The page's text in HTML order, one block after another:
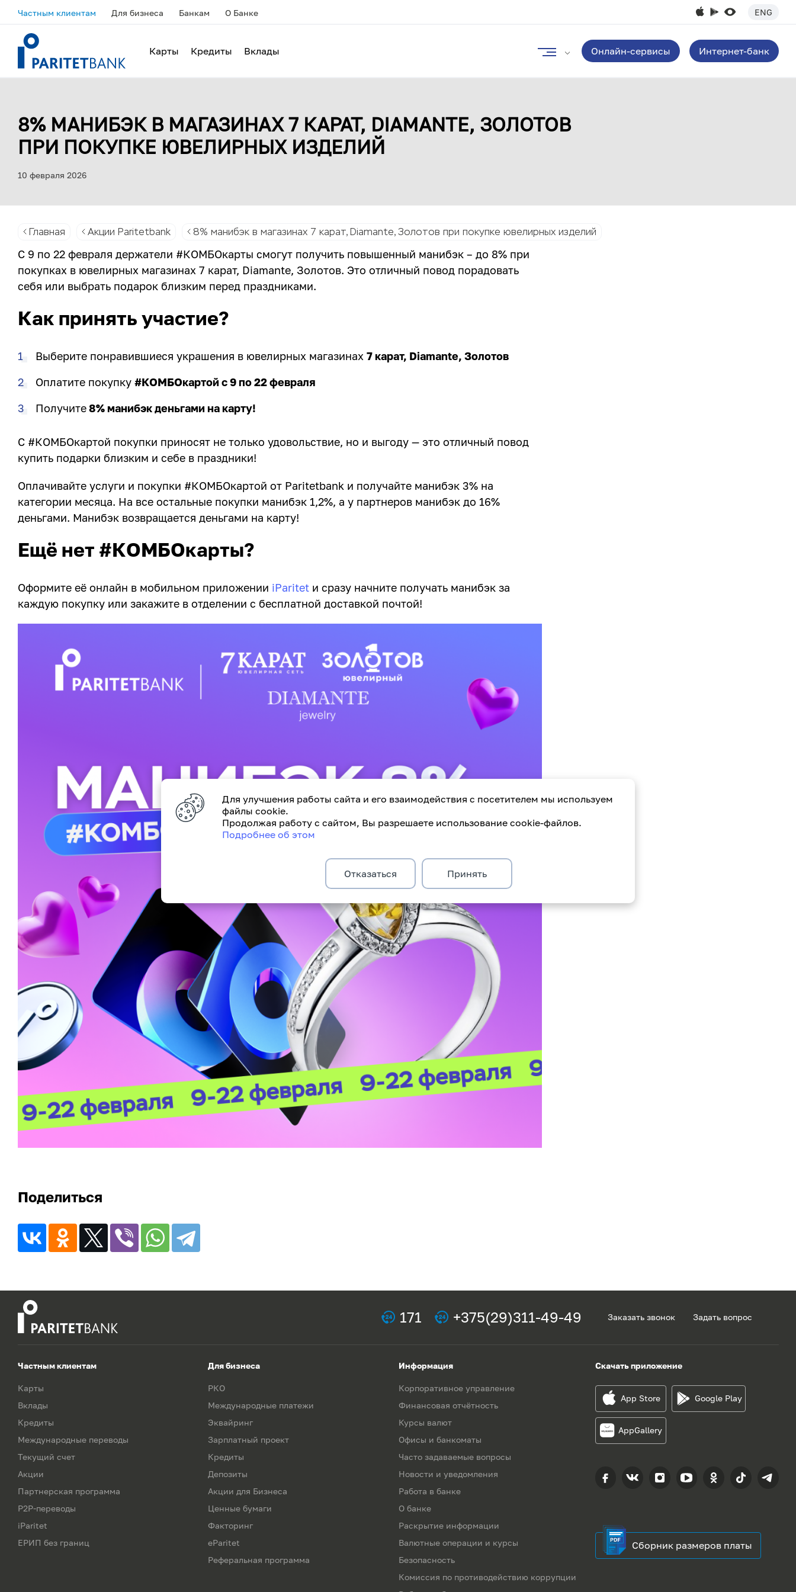
Частным клиентам Для бизнеса Банкам О Банке ENG
Карты Кредиты Вклады Онлайн-сервисы Интернет-банк
8% МАНИБЭК В МАГАЗИНАХ 7 КАРАТ, DIAMANTE, ЗОЛОТОВ
ПРИ ПОКУПКЕ ЮВЕЛИРНЫХ ИЗДЕЛИЙ
10 февраля 2026
Главная Акции Paritetbank 8% манибэк в магазинах 7 карат, Diamante, Золотов при покупке ювелирных изделий
С 9 по 22 февраля держатели #КОМБОкарты смогут получить повышенный манибэк – до 8% при
покупках в ювелирных магазинах 7 карат, Diamante, Золотов. Это отличный повод порадовать
себя или выбрать подарок близким перед праздниками.
Как принять участие?
Выберите понравившиеся украшения в ювелирных магазинах 7 карат, Diamante, Золотов
Оплатите покупку #КОМБОкартой с 9 по 22 февраля
Получите8% манибэк деньгами на карту!
С #КОМБОкартой покупки приносят не только удовольствие, но и выгоду — это отличный повод
купить подарки близким и себе в праздники!
Оплачивайте услуги и покупки #КОМБОкартой от Paritetbank и получайте манибэк 3% на
категории месяца. На все остальные покупки манибэк 1,2%, а у партнеров манибэк до 16%
деньгами. Манибэк возвращается деньгами на карту!
Ещё нет #КОМБОкарты?
Оформите её онлайн в мобильном приложении iParitetи сразу начните получать манибэк за
каждую покупку или закажите в отделении с бесплатной доставкой почтой!
Поделиться
171 +375(29)311-49-49 Заказать звонок Задать вопрос
Частным клиентам
Карты
Вклады
Кредиты
Международные переводы
Текущий счет
Акции
Партнерская программа
P2P-переводы
iParitet
ЕРИП без границ
Для бизнеса
РКО
Международные платежи
Эквайринг
Зарплатный проект
Кредиты
Депозиты
Акции для Бизнеса
Ценные бумаги
Факторинг
eParitet
Реферальная программа
Информация
Корпоративное управление
Финансовая отчётность
Курсы валют
Офисы и банкоматы
Часто задаваемые вопросы
Новости и уведомления
Работа в банке
О банке
Раскрытие информации
Валютные операции и курсы
Безопасность
Комиссия по противодействию коррупции
Скачать приложение
App Store Google Play
AppGallery
Сборник размеров платы
Для улучшения работы сайта и его взаимодействия с посетителем мы используем
файлы cookie.
Продолжая работу с сайтом, Вы разрешаете использование cookie-файлов.
Подробнее об этом
Отказаться Принять